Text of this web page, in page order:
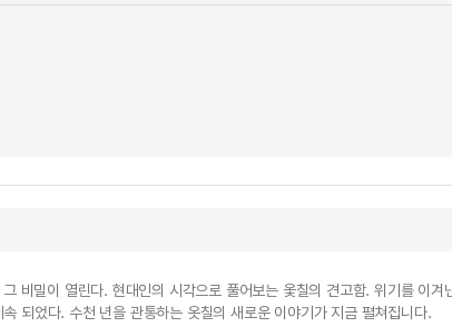
비밀이 열린다. 현대인의 시각으로 풀어보는 옻칠의 견고함. 위기를 이겨
되었다. 수천 년을 관통하는 옷칠의 새로운 이야기가 지금 펼쳐집니다.